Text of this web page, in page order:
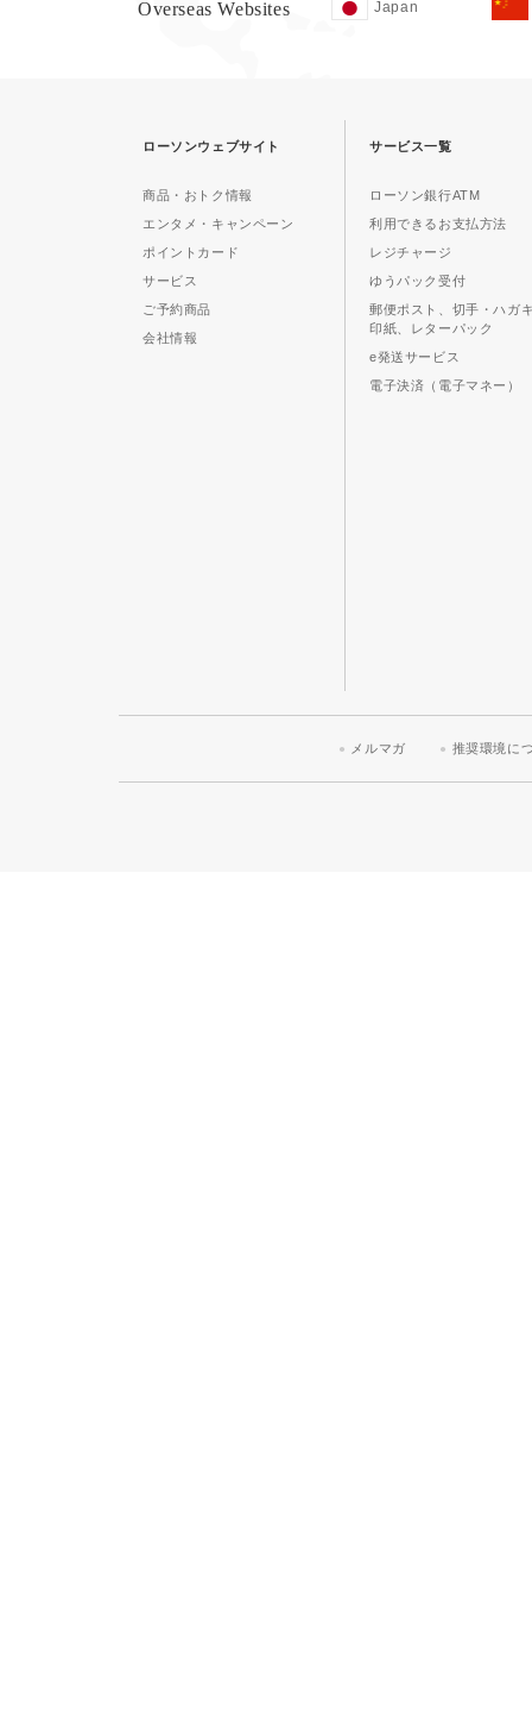
Overseas Websites Japan
ローソンウェブサイト
商品・おトク情報
エンタメ・キャンペーン
ポイントカード
サービス
ご予約商品
会社情報
サービス一覧
ローソン銀行ATM
利用できるお支払方法
レジチャージ
ゆうパック受付
郵便ポスト、切手・ハガ
印紙、レターパック
e発送サービス
電子決済（電子マネー）
メルマガ 推奨環境に